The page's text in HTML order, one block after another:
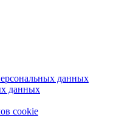
данных
данных
cookie